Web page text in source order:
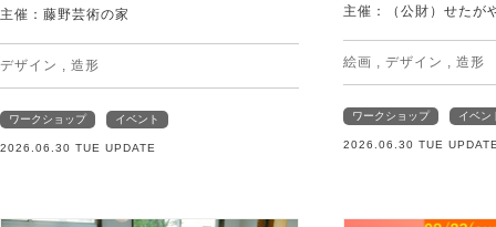
主催：藤野芸術の家
デザイン 造形
ワークショップ イベント
2026.06.30 TUE UPDATE
主催：（公財）せたが
絵画 デザイン 造形
ワークショップ イベン
2026.06.30 TUE